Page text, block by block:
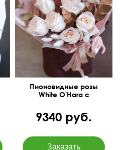
С позолоченным
эвкалиптом
Пионовидные розы
White O'Hara с
9340 руб.